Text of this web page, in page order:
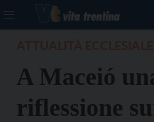
A Maceió
riflessione